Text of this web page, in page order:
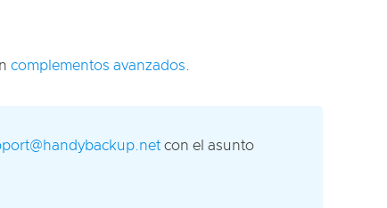
complementos avanzados
con el asunto